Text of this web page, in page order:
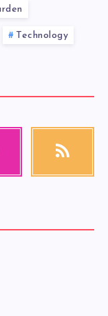
Technology
RSS